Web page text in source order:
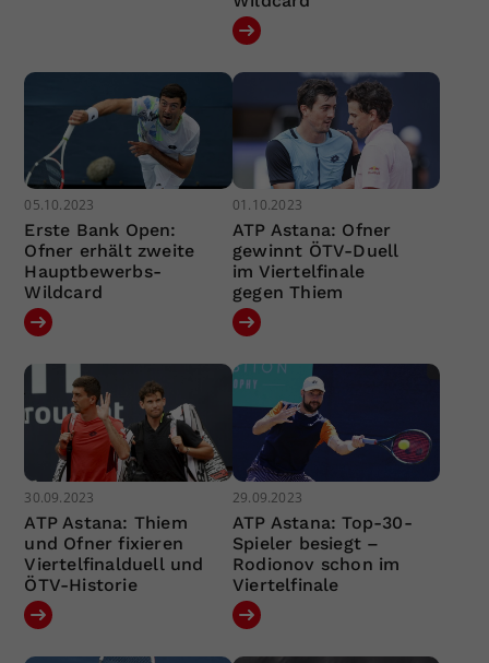
05.10.2023
Erste Bank Open:
Ofner erhält zweite
Hauptbewerbs-
Wildcard
01.10.2023
ATP Astana: Ofner
gewinnt ÖTV-Duell
im Viertelfinale
gegen Thiem
30.09.2023
ATP Astana: Thiem
und Ofner fixieren
Viertelfinalduell und
ÖTV-Historie
29.09.2023
ATP Astana: Top-30-
Spieler besiegt –
Rodionov schon im
Viertelfinale